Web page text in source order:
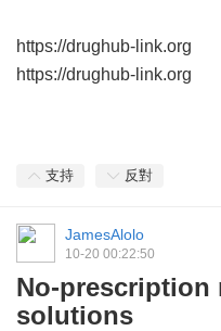
https://drughub-link.org
https://drughub-link.org
支持 反對
JamesAlolo
10-20 00:22:50
No-
solutions